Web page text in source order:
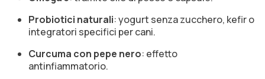
Probiotici naturali: yogurt senza zucchero, kefir o
integratori specifici per cani.
Curcuma con pepe nero: effetto
antinfiammatorio.